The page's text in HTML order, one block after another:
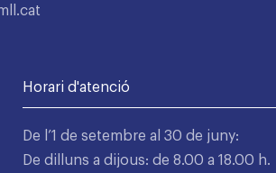
Horari d'atenció
De l’1 de setembre al 30 de juny:
De dilluns a dijous: de 8.00 a 18.00 h.